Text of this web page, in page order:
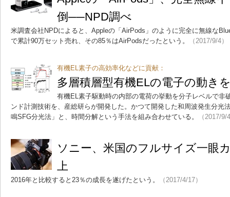
倒──NPD調べ
米調査会社NPDによると、Appleの「AirPods」のように完全に無線な
で累計90万セット売れ、その85％はAirPodsだったという。
（2017/9/4）
有機EL素子の高効率化などに貢献：
多層積層型有機ELの電子の動き
有機EL素子駆動時の内部の電荷の挙動を分子レベルで非
ンド計測技術を、産総研らが開発した。かつて開発した和周波発生分光
鳴SFG分光法」と、時間分解という手法を組み合わせている。
（2017/9/
ソニー、米国のフルサイズ一眼
上
2016年と比較すると23％の成長を遂げたという。 （2017/4/17）